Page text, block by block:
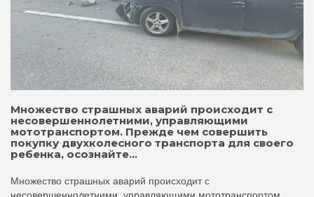
Множество страшных аварий происходит с
несовершеннолетними, управляющими
мототранспортом. Прежде чем совершить
покупку двухколесного транспорта для своего
ребенка, осознайте...
Множество страшных аварий происходит с